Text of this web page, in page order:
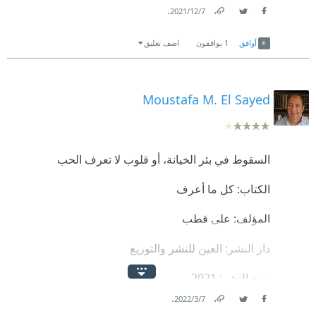
الفعل ام الذي اقترفه فعليا؟
القصة مشوقة ومكتوبة باسلوب جميل.
7‏/12‏/2021
.
أوافق 1 يوافقون اضف تعليق
Moustafa M. El Sayed
السقوط في بئر الخيانة، أو قلوب لا تعرف الحب
الكتاب: كل ما أعرف
المؤلف: على قطب
دار النشر: العين للنشر والتوزيع
سنة النشر: 2021
7‏/3‏/2022
.